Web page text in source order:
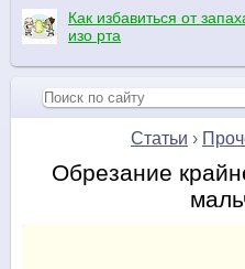
Как избавиться от
изо рта
Статьи ›
Обрезание